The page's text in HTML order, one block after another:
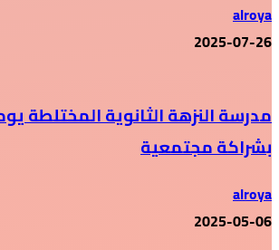
alroya
2025-07-26
مدرسة النزهة الثانوية المختلطة
بشراكة مجتمعية
alroya
2025-05-06